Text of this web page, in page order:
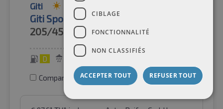
Giti Pneus d'été
Giti Sport S2 XL TL
205/45R17 88W
D
Comparer les pneus
CIBLAGE
FONCTIONNALITÉ
NON CLASSIFIÉS
ACCEPTER TOUT REFUSER TOUT